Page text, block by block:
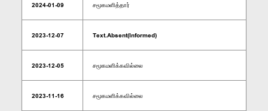
2024-01-09 சமூகமளித்தார்
2023-12-07 Text.Absent(Informed)
2023-12-05 சமூகமளிக்கவில்லை
2023-11-16 சமூகமளிக்கவில்லை